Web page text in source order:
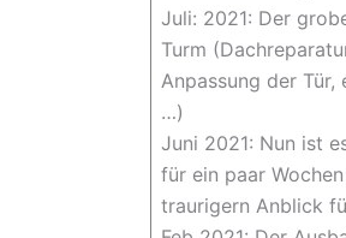
Juli: 2021: Der
Turm
Anpassung der
…)
Juni 2021: Nun ist
für ein paar
traurigern Anblick